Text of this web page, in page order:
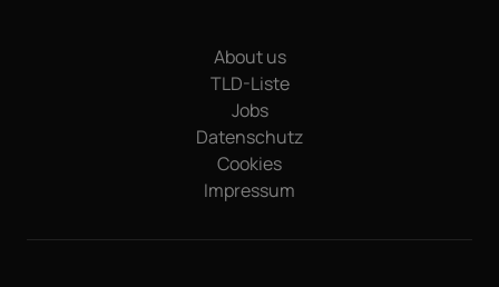
datenschutz@internetx.com oder direkt über den
Abmeldelink in der jeweiligen Produktinformation
About us
TLD-Liste
Jobs
Datenschutz
Cookies
Impressum